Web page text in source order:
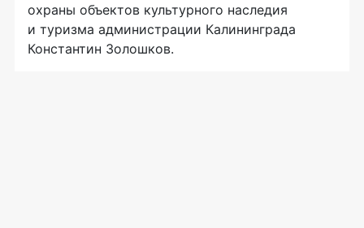
охраны объектов культурного наследия
и туризма администрации Калининграда
Константин Золошков.